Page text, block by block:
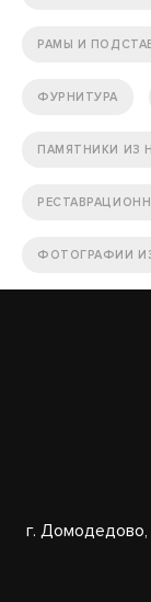
РАМЫ И
ФУРНИТУРА
ПАМЯТНИКИ ИЗ
ФОТОГРАФИИ
г. Домодедово,